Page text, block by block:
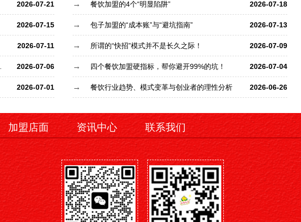
2026-07-21 餐饮加盟的4个“明显陷阱” 2026-07-18
2026-07-15 包子加盟的“成本账”与“避坑指南” 2026-07-13
2026-07-11 所谓的“快招”模式并不是长久之际！ 2026-07-09
2026-07-06 四个餐饮加盟硬指标，帮你避开99%的坑！ 2026-07-04
2026-07-01 餐饮行业趋势、模式变革与创业者的理性分析 2026-06-26
加盟店面 资讯中心 联系我们